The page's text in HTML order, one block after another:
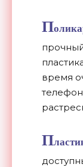
П
время
П